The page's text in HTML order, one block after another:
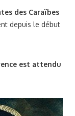
des Caraïbes
depuis le début
est attendu